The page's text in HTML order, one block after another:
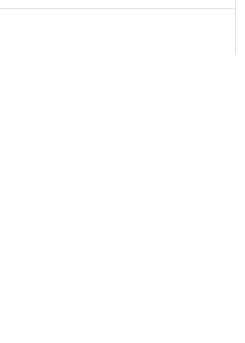
構的 i.MX 6 DualLite,1 GHz
能配置。Sqigle Earl 內建 1 GB
還可支援 microSD 記憶卡擴
的應用程式、電影等，帶來